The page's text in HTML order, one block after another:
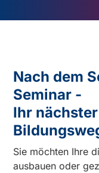
Nach dem
Seminar -
Ihr
Sie möchten Ihre
ausbauen oder